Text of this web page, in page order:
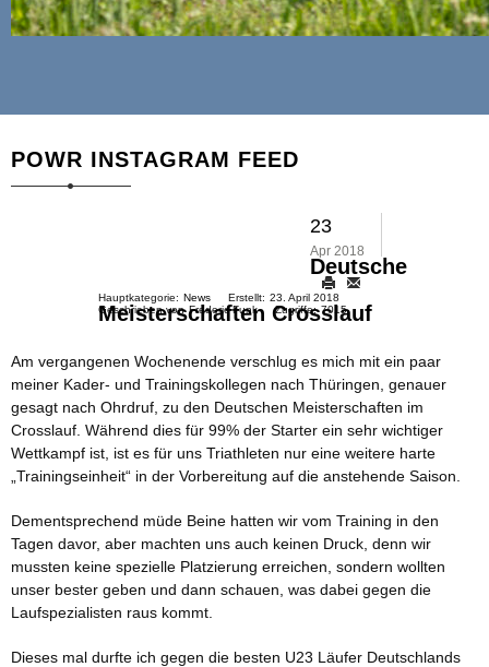
POWR INSTAGRAM FEED
23
Apr 2018
Deutsche
Meisterschaften Crosslauf
Hauptkategorie: News Erstellt: 23. April 2018
Geschrieben von Frederic Funk Zugriffe: 7015
Am vergangenen Wochenende verschlug es mich mit ein paar
meiner Kader- und Trainingskollegen nach Thüringen, genauer
gesagt nach Ohrdruf, zu den Deutschen Meisterschaften im
Crosslauf. Während dies für 99% der Starter ein sehr wichtiger
Wettkampf ist, ist es für uns Triathleten nur eine weitere harte
„Trainingseinheit“ in der Vorbereitung auf die anstehende Saison.
Dementsprechend müde Beine hatten wir vom Training in den
Tagen davor, aber machten uns auch keinen Druck, denn wir
mussten keine spezielle Platzierung erreichen, sondern wollten
unser bester geben und dann schauen, was dabei gegen die
Laufspezialisten raus kommt.
Dieses mal durfte ich gegen die besten U23 Läufer Deutschlands